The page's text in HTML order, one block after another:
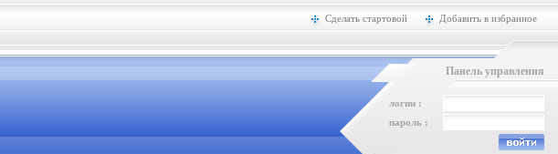
Сделать стартовой Добавить в избранное
Панель управления
логин :
пароль :